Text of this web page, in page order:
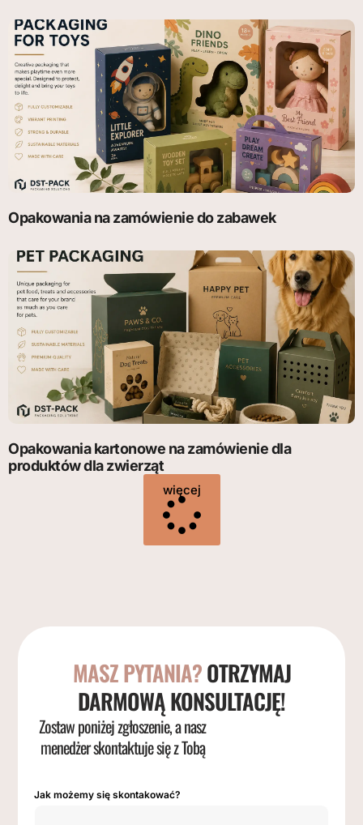
Opakowania na zamówienie do zabawek
Opakowania kartonowe na zamówienie dla
produktów dla zwierząt
więcej
MASZ PYTANIA?OTRZYMAJ
DARMOWĄ KONSULTACJĘ!
Zostaw poniżej zgłoszenie, a nasz
menedżer skontaktuje się z Tobą
Jak możemy się skontakować?